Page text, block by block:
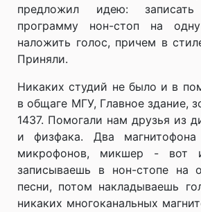
предложил идею:
программу нон-стоп на
наложить голос, причем в
Приняли.
Никаких студий не было и в
в общаге МГУ, Главное здание,
1437. Помогали нам друзья из
и физфака. Два
микрофонов, микшер - вот
записываешь в нон-стопе на
песни, потом накладываешь
никаких многоканальных